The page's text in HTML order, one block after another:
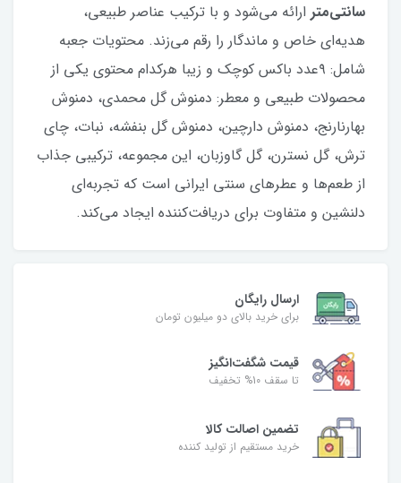
سانتی‌متر ارائه می‌شود و با ترکیب عناصر طبیعی،
هدیه‌ای خاص و ماندگار را رقم می‌زند. محتویات جعبه
شامل: ۹عدد باکس کوچک و زیبا هرکدام محتوی یکی از
محصولات طبیعی و معطر: دمنوش گل محمدی، دمنوش
بهارنارنج، دمنوش دارچین، دمنوش گل بنفشه، نبات، چای
ترش، گل نسترن، گل گاوزبان، این مجموعه، ترکیبی جذاب
از طعم‌ها و عطرهای سنتی ایرانی است که تجربه‌ای
دلنشین و متفاوت برای دریافت‌کننده ایجاد می‌کند.
ارسال رایگان
برای خرید بالای دو میلیون تومان
قیمت شگفت‌انگیز
تا سقف 10% تخفیف
تضمین اصالت کالا
خرید مستقیم از تولید کننده